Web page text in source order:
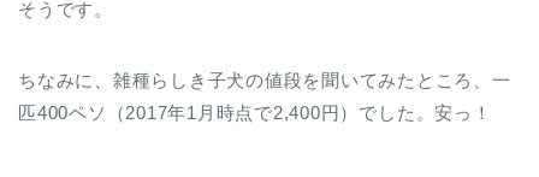
そうです。
ちなみに、雑種らしき子犬の値段を聞いてみたところ、一
匹400ペソ（2017年1月時点で2,400円）でした。安っ！